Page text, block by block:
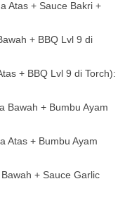
Atas + Sauce Bakri +
+ BBQ Lvl 9 di
+ BBQ Lvl 9 di Torch):
Bawah + Bumbu Ayam
Atas + Bumbu Ayam
+ Sauce Garlic